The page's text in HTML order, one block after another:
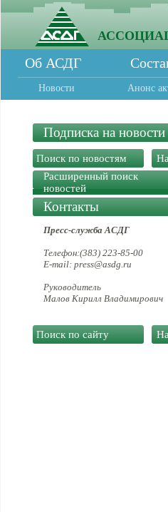
Об АСДГ
Новости Анонс
Подписка на новости
Расширенный поиск
новостей
Контакты
Пресс-служба АСДГ
Телефон:(383) 223-85-00
E-mail: press@asdg.ru
Руководитель
Малов Кирилл Владимирович